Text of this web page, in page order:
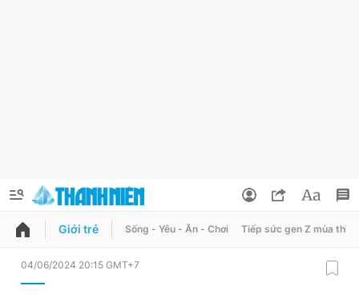
QUẢNG CÁO
Giới trẻ Sống - Yêu - Ăn - Chơi Tiếp sức gen Z mùa thi
04/06/2024 20:15 GMT+7